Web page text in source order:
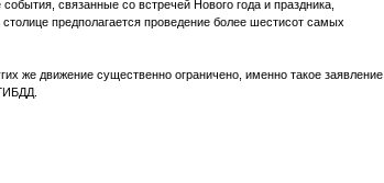
связанные со встречей Нового года и праздника,
предполагается проведение более шестисот самых
же движение существенно ограничено, именно такое заявление